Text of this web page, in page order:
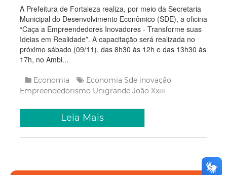
A Prefeitura de Fortaleza realiza, por meio da Secretaria
Municipal do Desenvolvimento Econômico (SDE), a oficina
“Caça a Empreendedores Inovadores - Transforme suas
Ideias em Realidade”. A capacitação será realizada no
próximo sábado (09/11), das 8h30 às 12h e das 13h30 às
17h, no Ambi...
Economia Economia Sde inovação
Empreendedorismo Unigrande João Xxiii
Leia Mais